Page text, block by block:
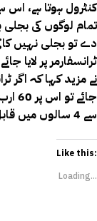
کنٹرول ہوتا ہے، اس
تمام لوگوں کی
دے تو بجلی نہیں
ٹرانسفارمر پر لایا
نے مزید کہا کہ اگر
سے 4 سالوں میں قابل عمل ہوسکتا ہے۔
Like this:
Loading...